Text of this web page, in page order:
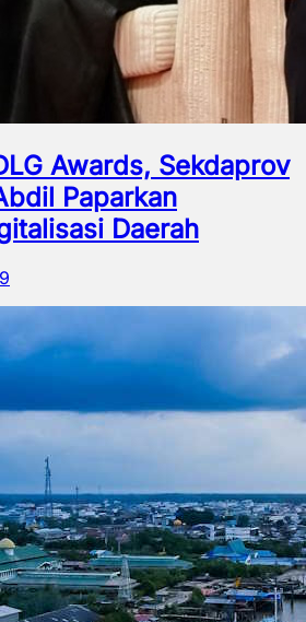
Awards, Sekdaprov
Paparkan
Daerah